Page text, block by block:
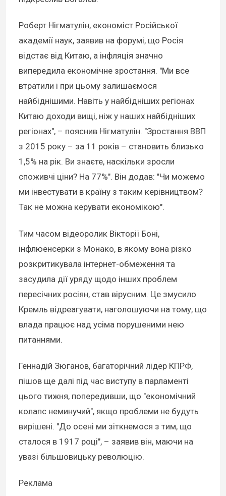
Роберт Нігматулін, економіст Російської
академії наук, заявив на форумі, що Росія
відстає від Китаю, а інфляція значно
випередила економічне зростання. "Ми все
втратили і при цьому залишаємося
найбіднішими. Навіть у найбідніших регіонах
Китаю доходи вищі, ніж у наших найбідніших
регіонах", – пояснив Нігматулін. "Зростання ВВП
з 2015 року – за 11 років – становить близько
1,5% на рік. Ви знаєте, наскільки зросли
споживчі ціни? На 77%". Він додав: "Чи можемо
ми інвестувати в країну з таким керівництвом?
Так не можна керувати економікою".
Тим часом відеоролик Вікторії Боні,
інфлюенсерки з Монако, в якому вона різко
розкритикувала інтернет-обмеження та
засудила дії уряду щодо інших проблем
пересічних росіян, став вірусним. Це змусило
Кремль відреагувати, наголошуючи на тому, що
влада працює над усіма порушеними нею
питаннями.
Геннадій Зюганов, багаторічний лідер КПРФ,
пішов ще далі під час виступу в парламенті
цього тижня, попередивши, що "економічний
колапс неминучий", якщо проблеми не будуть
вирішені. "До осені ми зіткнемося з тим, що
сталося в 1917 році", – заявив він, маючи на
увазі більшовицьку революцію.
Реклама